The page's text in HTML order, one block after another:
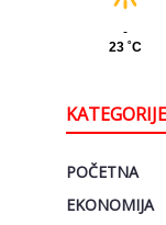
KATEGORIJE
POČETNA
EKONOMIJA